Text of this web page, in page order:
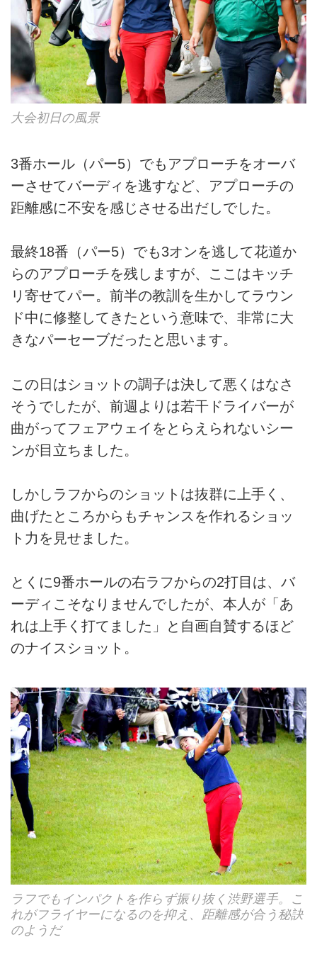
大会初日の風景
3番ホール（パー5）でもアプローチをオーバ
ーさせてバーディを逃すなど、アプローチの
距離感に不安を感じさせる出だしでした。
最終18番（パー5）でも3オンを逃して花道か
らのアプローチを残しますが、ここはキッチ
リ寄せてパー。前半の教訓を生かしてラウン
ド中に修整してきたという意味で、非常に大
きなパーセーブだったと思います。
この日はショットの調子は決して悪くはなさ
そうでしたが、前週よりは若干ドライバーが
曲がってフェアウェイをとらえられないシー
ンが目立ちました。
しかしラフからのショットは抜群に上手く、
曲げたところからもチャンスを作れるショッ
ト力を見せました。
とくに9番ホールの右ラフからの2打目は、バ
ーディこそなりませんでしたが、本人が「あ
れは上手く打てました」と自画自賛するほど
のナイスショット。
ラフでもインパクトを作らず振り抜く渋野選手。こ
れがフライヤーになるのを抑え、距離感が合う秘訣
のようだ